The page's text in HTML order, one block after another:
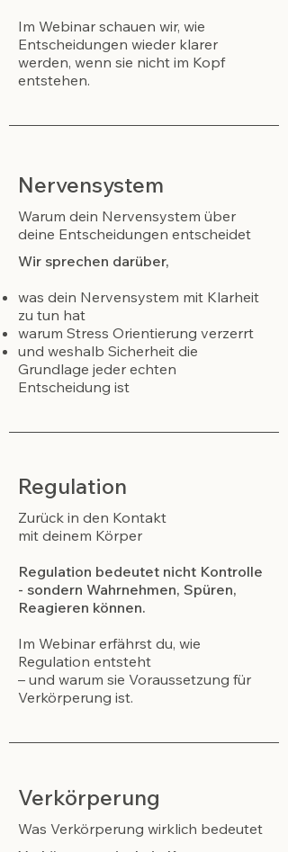
Im Webinar schauen wir, wie
Entscheidungen wieder klarer
werden, wenn sie nicht im Kopf
entstehen.
Nervensystem
Warum dein Nervensystem über
deine Entscheidungen entscheidet
Wir sprechen darüber,
was dein Nervensystem mit Klarheit
zu tun hat
warum Stress Orientierung verzerrt
und weshalb Sicherheit die
Grundlage jeder echten
Entscheidung ist
Regulation
Zurück in den Kontakt
mit deinem Körper
Regulation bedeutet nicht Kontrolle
- sondern Wahrnehmen, Spüren,
Reagieren können.
Im Webinar erfährst du, wie
Regulation entsteht
– und warum sie Voraussetzung für
Verkörperung ist.
Verkörperung
Was Verkörperung wirklich bedeutet